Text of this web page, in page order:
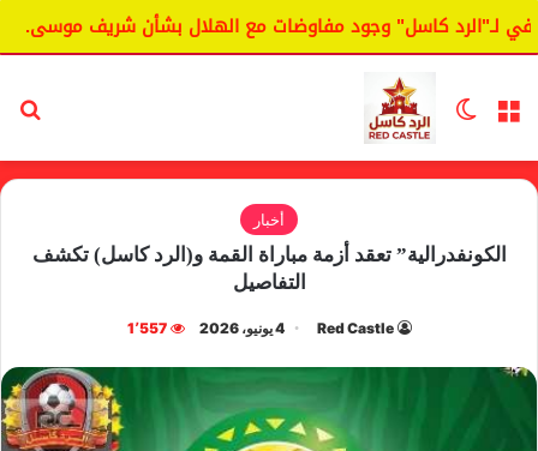
كاسل" وجود مفاوضات مع الهلال بشأن شريف موسى.
القائمة الوضع المظلم
أخبار
الكونفدرالية” تعقد أزمة مباراة القمة و(الرد كاسل) تكشف
التفاصيل
Red Castle 4 يونيو، 2026 1٬557